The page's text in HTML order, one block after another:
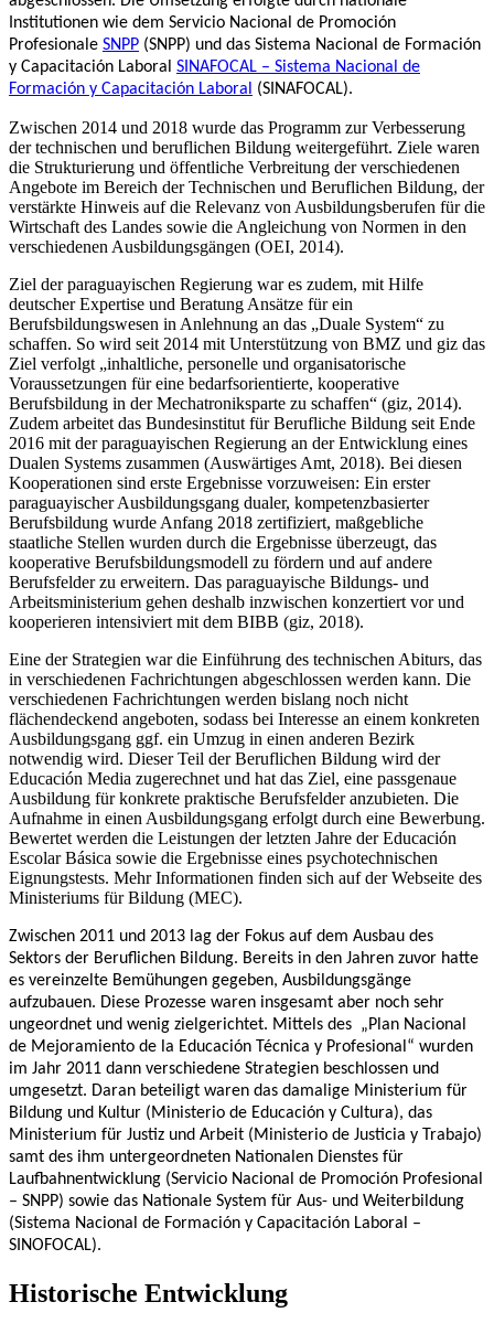
Institutionen wie dem Servicio Nacional de Promoción
Profesionale SNPP (SNPP) und das Sistema Nacional de Formación
y Capacitación Laboral SINAFOCAL – Sistema Nacional de
Formación y Capacitación Laboral
(SINAFOCAL).
Zwischen 2014 und 2018 wurde das Programm zur Verbesserung
der technischen und beruflichen Bildung weitergeführt. Ziele waren
die Strukturierung und öffentliche Verbreitung der verschiedenen
Angebote im Bereich der Technischen und Beruflichen Bildung, der
verstärkte Hinweis auf die Relevanz von Ausbildungsberufen für die
Wirtschaft des Landes sowie die Angleichung von Normen in den
verschiedenen Ausbildungsgängen (OEI, 2014).
Ziel der paraguayischen Regierung war es zudem, mit Hilfe
deutscher Expertise und Beratung Ansätze für ein
Berufsbildungswesen in Anlehnung an das „Duale System“ zu
schaffen. So wird seit 2014 mit Unterstützung von BMZ und giz das
Ziel verfolgt „inhaltliche, personelle und organisatorische
Voraussetzungen für eine bedarfsorientierte, kooperative
Berufsbildung in der Mechatroniksparte zu schaffen“ (giz, 2014).
Zudem arbeitet das Bundesinstitut für Berufliche Bildung seit Ende
2016 mit der paraguayischen Regierung an der Entwicklung eines
Dualen Systems zusammen (Auswärtiges Amt, 2018). Bei diesen
Kooperationen sind erste Ergebnisse vorzuweisen: Ein erster
paraguayischer Ausbildungsgang dualer, kompetenzbasierter
Berufsbildung wurde Anfang 2018 zertifiziert, maßgebliche
staatliche Stellen wurden durch die Ergebnisse überzeugt, das
kooperative Berufsbildungsmodell zu fördern und auf andere
Berufsfelder zu erweitern. Das paraguayische Bildungs- und
Arbeitsministerium gehen deshalb inzwischen konzertiert vor und
kooperieren intensiviert mit dem BIBB (giz, 2018).
Eine der Strategien war die Einführung des technischen Abiturs, das
in verschiedenen Fachrichtungen abgeschlossen werden kann. Die
verschiedenen Fachrichtungen werden bislang noch nicht
flächendeckend angeboten, sodass bei Interesse an einem konkreten
Ausbildungsgang ggf. ein Umzug in einen anderen Bezirk
notwendig wird. Dieser Teil der Beruflichen Bildung wird der
Educación Media zugerechnet und hat das Ziel, eine passgenaue
Ausbildung für konkrete praktische Berufsfelder anzubieten. Die
Aufnahme in einen Ausbildungsgang erfolgt durch eine Bewerbung.
Bewertet werden die Leistungen der letzten Jahre der Educación
Escolar Básica sowie die Ergebnisse eines psychotechnischen
Eignungstests. Mehr Informationen finden sich auf der Webseite des
Ministeriums für Bildung (MEC).
Zwischen 2011 und 2013 lag der Fokus auf dem Ausbau des
Sektors der Beruflichen Bildung. Bereits in den Jahren zuvor hatte
es vereinzelte Bemühungen gegeben, Ausbildungsgänge
aufzubauen. Diese Prozesse waren insgesamt aber noch sehr
ungeordnet und wenig zielgerichtet. Mittels des „Plan Nacional
de Mejoramiento de la Educación Técnica y Profesional“ wurden
im Jahr 2011 dann verschiedene Strategien beschlossen und
umgesetzt. Daran beteiligt waren das damalige Ministerium für
Bildung und Kultur (Ministerio de Educación y Cultura), das
Ministerium für Justiz und Arbeit (Ministerio de Justicia y Trabajo)
samt des ihm untergeordneten Nationalen Dienstes für
Laufbahnentwicklung (Servicio Nacional de Promoción Profesional
– SNPP) sowie das Nationale System für Aus- und Weiterbildung
(Sistema Nacional de Formación y Capacitación Laboral –
SINOFOCAL).
Historische Entwicklung